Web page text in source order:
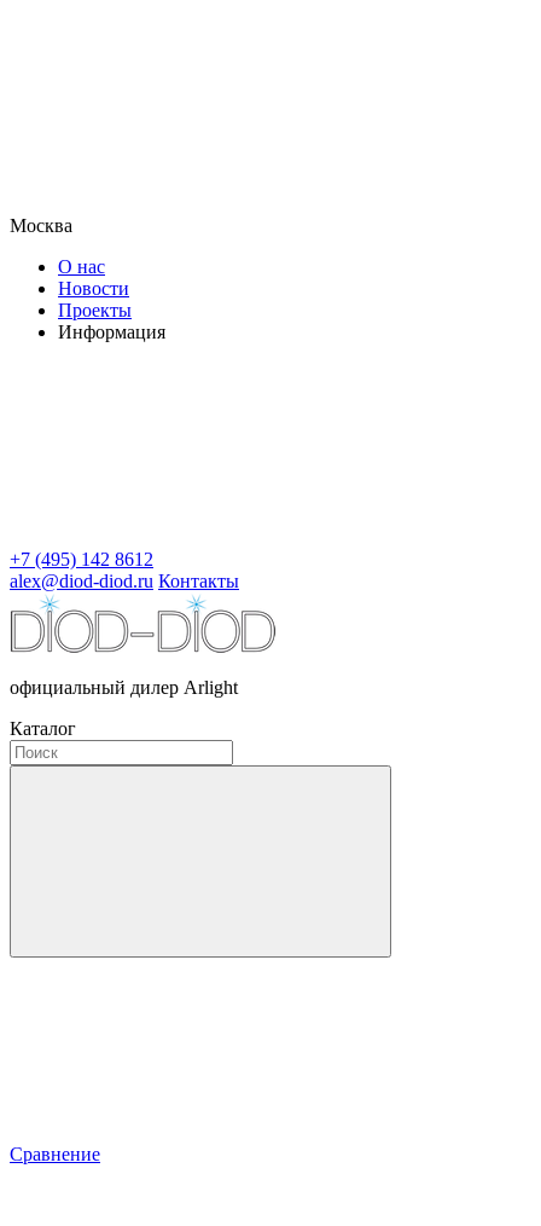
Москва
О нас
Новости
Проекты
Информация
+7 (495) 142 8612
alex@diod-diod.ru Контакты
официальный дилер Arlight
Каталог
Сравнение